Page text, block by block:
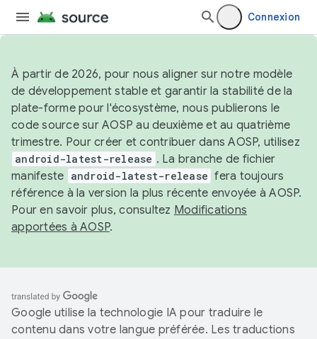
Connexion
À partir de 2026, pour nous aligner sur notre modèle
de développement stable et garantir la stabilité de la
plate-forme pour l'écosystème, nous publierons le
code source sur AOSP au deuxième et au quatrième
trimestre. Pour créer et contribuer dans AOSP, utilisez
android-latest-release . La branche de fichier
manifeste android-latest-release fera toujours
référence à la version la plus récente envoyée à AOSP.
Pour en savoir plus, consultez Modifications
apportées à AOSP.
Google utilise la technologie IA pour traduire le
contenu dans votre langue préférée. Les traductions